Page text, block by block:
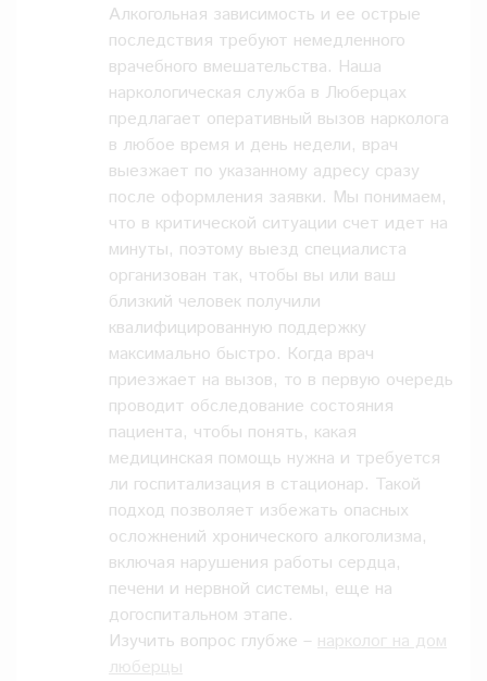
Алкогольная зависимость и ее острые
последствия требуют немедленного
врачебного вмешательства. Наша
наркологическая служба в Люберцах
предлагает оперативный вызов нарколога
в любое время и день недели, врач
выезжает по указанному адресу сразу
после оформления заявки. Мы понимаем,
что в критической ситуации счет идет на
минуты, поэтому выезд специалиста
организован так, чтобы вы или ваш
близкий человек получили
квалифицированную поддержку
максимально быстро. Когда врач
приезжает на вызов, то в первую очередь
проводит обследование состояния
пациента, чтобы понять, какая
медицинская помощь нужна и требуется
ли госпитализация в стационар. Такой
подход позволяет избежать опасных
осложнений хронического алкоголизма,
включая нарушения работы сердца,
печени и нервной системы, еще на
догоспитальном этапе.
Изучить вопрос глубже – нарколог на дом
люберцы